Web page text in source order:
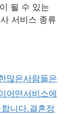
될 수 있는
서비스 종류
많은사람들은
어떤서비스에
니다.결혼정